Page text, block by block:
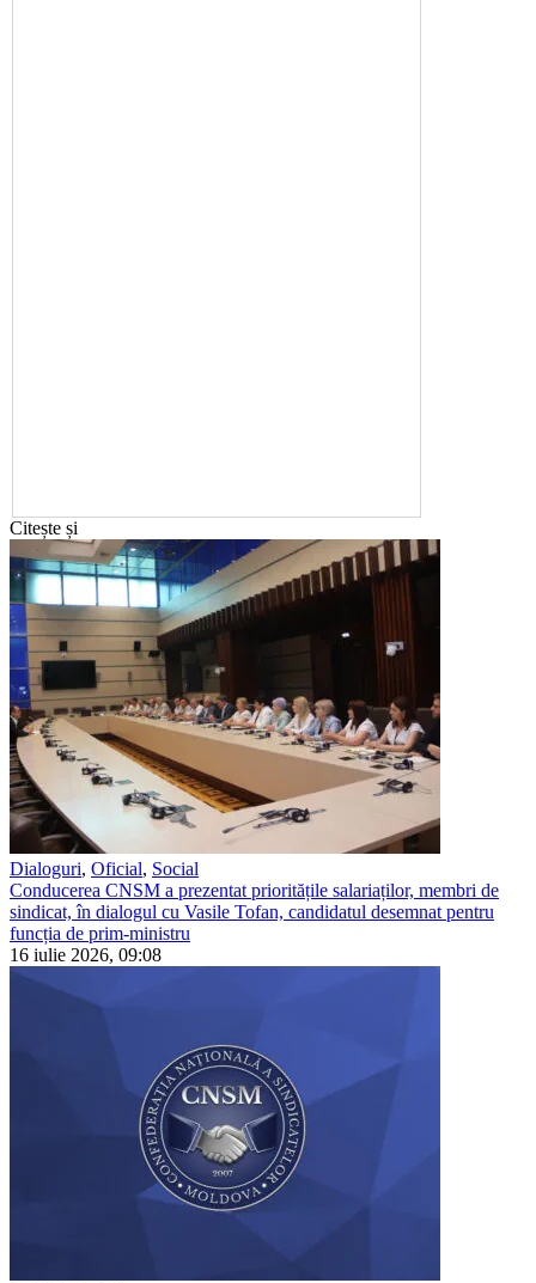
Citește și
Dialoguri, Oficial, Social
Conducerea CNSM a prezentat prioritățile salariaților, membri de
sindicat, în dialogul cu Vasile Tofan, candidatul desemnat pentru
funcția de prim-ministru
16 iulie 2026, 09:08